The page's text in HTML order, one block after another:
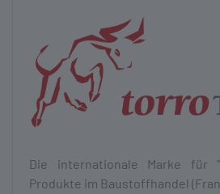
Die inter­nationale Marke für
Produkte im Bau­stoff­handel